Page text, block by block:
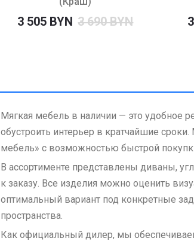
3 505 BYN 3 690 BYN
Мягкая мебель в наличии — это удобное
обустроить интерьер в кратчайшие
мебель» с возможностью быстрой
В ассортименте представлены диваны,
к заказу. Все изделия можно оценить
оптимальный вариант под конкретные
пространства.
Как официальный дилер, мы